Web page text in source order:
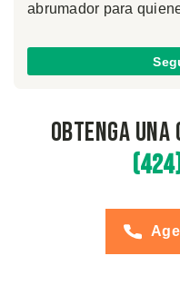
abrumador para
Obtenga